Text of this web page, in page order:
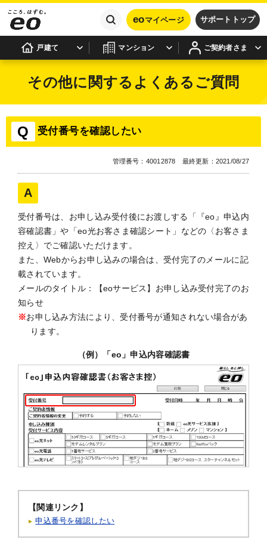
eoマイページ サポートトップ
戸建て マンション ご契約者さま
その他に関するよくあるご質問
受付番号を確認したい
管理番号：40012878 最終更新：2021/08/27
受付番号は、お申し込み受付後にお渡しする「『eo』申込内
容確認書」や「eo光お客さま確認シート」などの〈お客さま
控え〉でご確認いただけます。
また、Webからお申し込みの場合は、受付完了のメールに記
載されています。
メールのタイトル：【eoサービス】お申し込み受付完了のお
知らせ
※お申し込み方法により、受付番号が通知されない場合があ
ります。
（例）「eo」申込内容確認書
【関連リンク】
申込番号を確認したい